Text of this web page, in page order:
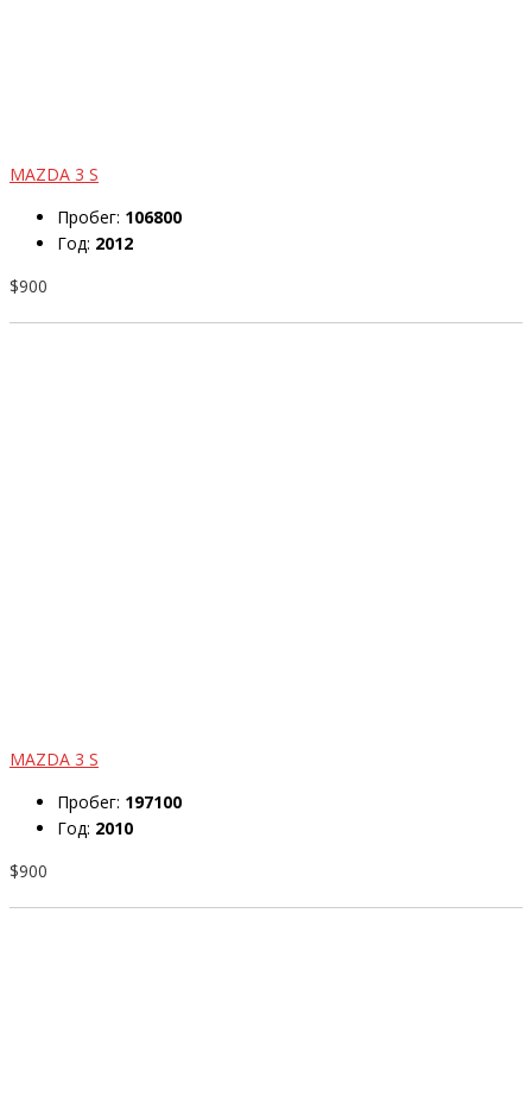
MAZDA 3 S
Пробег: 106800
Год: 2012
$900
MAZDA 3 S
Пробег: 197100
Год: 2010
$900